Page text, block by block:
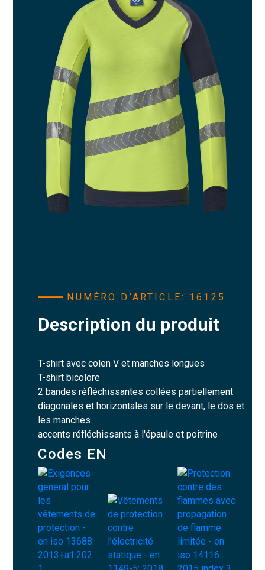
NUMÉRO D’ARTICLE: 16125
Description du produit
T-shirt avec colen V et manches longues
T-shirt bicolore
2 bandes réfléchissantes collées partiellement
diagonales et horizontales sur le devant, le dos et
les manches
accents réfléchissants à l'épaule et poitrine
Codes EN